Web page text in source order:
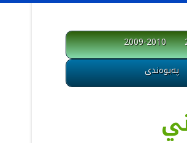
2009-2010
پەیوەندی